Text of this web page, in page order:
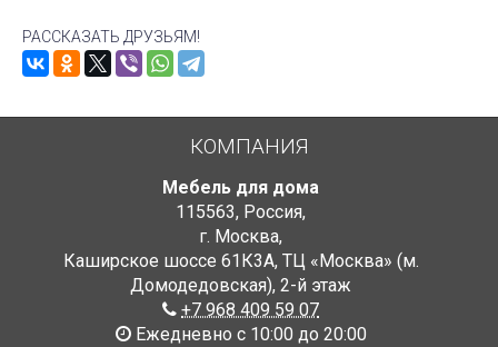
РАССКАЗАТЬ ДРУЗЬЯМ!
КОМПАНИЯ
Мебель для дома
115563, Россия,
г. Москва,
Каширское шоссе 61К3А, ТЦ «Москва» (м.
Домодедовская), 2-й этаж
+7 968 409 59 07
Ежедневно с 10:00 до 20:00